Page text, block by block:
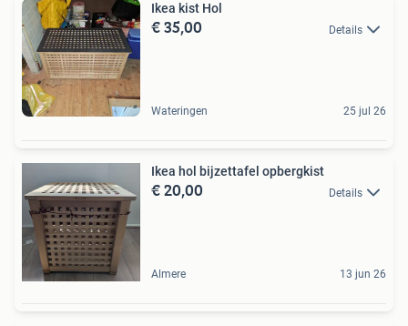
Ikea kist Hol
€ 35,00 Details
Wateringen 25 jul 26
Ikea hol bijzettafel opbergkist
€ 20,00 Details
Almere 13 jun 26